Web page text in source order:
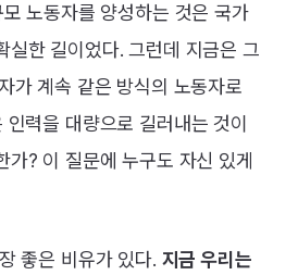
노동자를 양성하는 것은 국가
실한 길이었다. 그런데 지금은 그
가 계속 같은 방식의 노동자로
력을 대량으로 길러내는 것이
가? 이 질문에 누구도 자신 있게
좋은 비유가 있다. 지금 우리는